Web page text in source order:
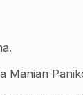
Manian